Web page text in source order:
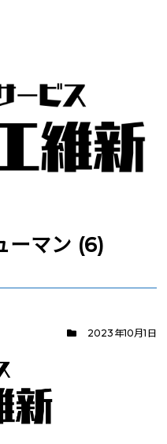
ーマン (6)
2023年10月1日